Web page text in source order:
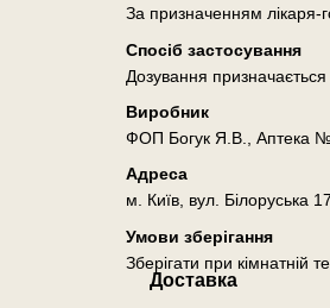
За призначенням лікаря-
Спосіб застосування
Дозування
Виробник
ФОП Богук Я.В., Аптека
Адреса
м. Київ, вул. Білоруська 17
Умови зберігання
Зберігати при кімнатній
Доставка